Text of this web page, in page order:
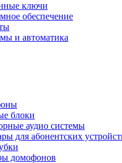
ключи
обеспечение
и автоматика
блоки
аудио системы
для абонентских
домофонов